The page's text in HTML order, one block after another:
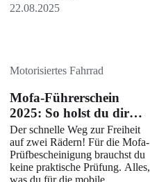
22.08.2025
Motorisiertes Fahrrad
Mofa-Führerschein
2025: So holst du dir
deine erste
Fahrerlaubnis
Der schnelle Weg zur Freiheit
auf zwei Rädern! Für die Mofa-
Prüfbescheinigung brauchst du
keine praktische Prüfung. Alles,
was du für die mobile